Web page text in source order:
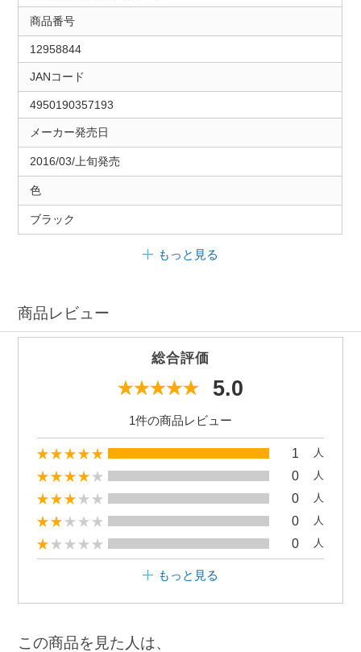
商品番号
12958844
JANコード
4950190357193
メーカー発売日
2016/03/上旬発売
色
ブラック
もっと見る
商品レビュー
総合評価
5.0
1件の商品レビュー
1 人
0 人
0 人
0 人
0 人
もっと見る
この商品を見た人は、